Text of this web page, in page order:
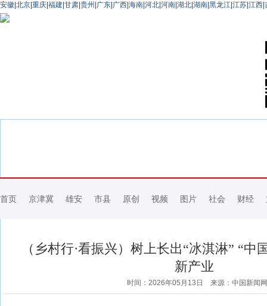
安徽 北京 重庆 福建 甘肃 贵州 广东 广西 海南 河北 河南 湖北 湖南 黑龙江 江苏 江西
首页 京津冀 雄安 市县 原创 视频 图片 社会 财经
（乡村行·看振兴）树上长出“冰淇淋” “中
新产业
时间：2026年05月13日 来源：中国新闻网